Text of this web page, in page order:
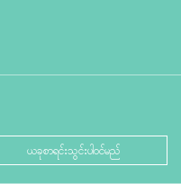
ယခုစာရင်းသွင်းပါဝင်မည်